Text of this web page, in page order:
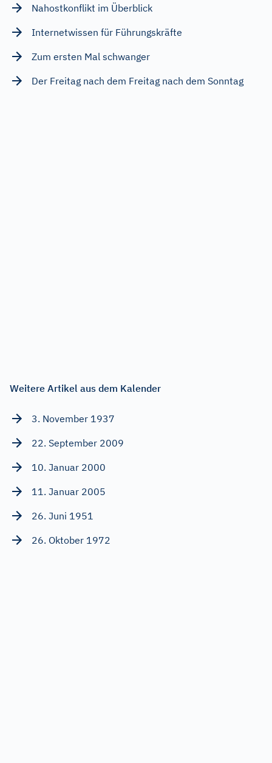
Nahostkonflikt im Überblick
Internetwissen für Führungskräfte
Zum ersten Mal schwanger
Der Freitag nach dem Freitag nach dem Sonntag
Weitere Artikel aus dem Kalender
3. November 1937
22. September 2009
10. Januar 2000
11. Januar 2005
26. Juni 1951
26. Oktober 1972